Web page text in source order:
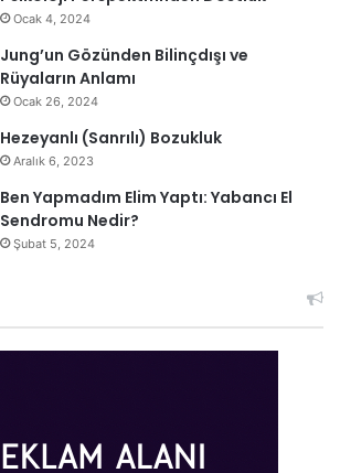
Ocak 4, 2024
Jung’un Gözünden Bilinçdışı ve
Rüyaların Anlamı
Ocak 26, 2024
Hezeyanlı (Sanrılı) Bozukluk
Aralık 6, 2023
Ben Yapmadım Elim Yaptı: Yabancı El
Sendromu Nedir?
Şubat 5, 2024